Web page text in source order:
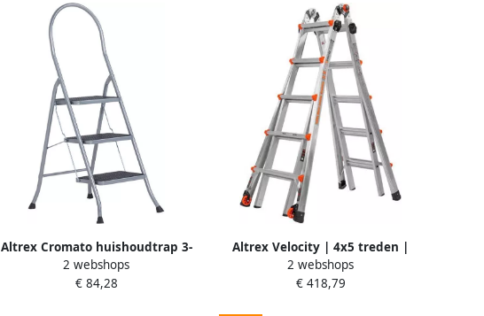
Altrex Cromato huishoudtrap 3-
treeds met hoge beugel Silver
500951-2ekans
2 webshops
€ 84,28
Altrex Velocity | 4x5 treden |
telescopische vouwladder
48414102
2 webshops
€ 418,79